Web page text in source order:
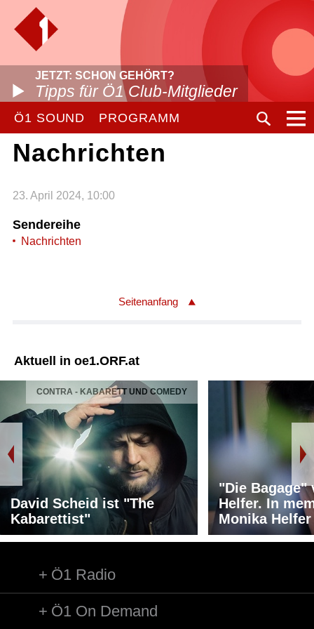
JETZT: SCHON GEHÖRT?
Tipps für Ö1 Club-Mitglieder
Ö1 SOUND PROGRAMM
Nachrichten
23. April 2024, 10:00
Sendereihe
Nachrichten
Seitenanfang
Aktuell in oe1.ORF.at
CONTRA - KABARETT UND COMEDY
David Scheid ist "The
Kabarettist"
"Die Bagage"
Helfer. In
Monika Helfer
Ö1 Radio
Ö1 On Demand